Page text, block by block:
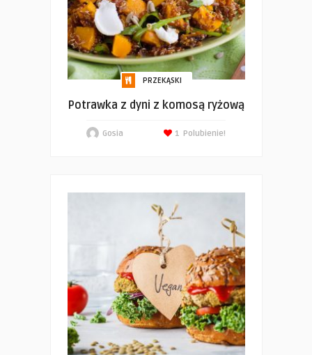
PRZEKĄSKI
Potrawka z dyni z komosą ryżową
Gosia Polubienie!
1